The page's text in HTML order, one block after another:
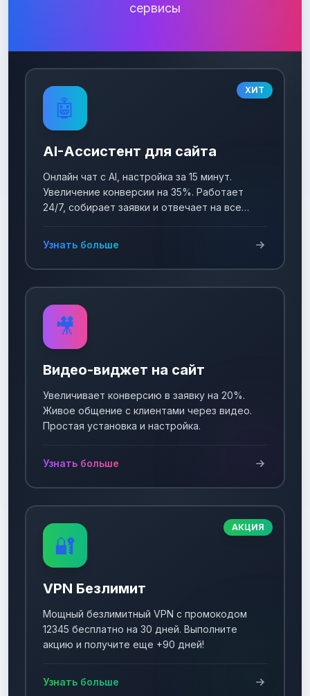
сервисы
ХИТ
🤖
AI-Ассистент для сайта
Онлайн чат с AI, настройка за 15 минут.
Увеличение конверсии на 35%. Работает
24/7, собирает заявки и отвечает на все
Узнать больше
🎥
Видео-виджет на сайт
Увеличивает конверсию в заявку на 20%.
Живое общение с клиентами через видео.
Простая установка и настройка.
Узнать больше
АКЦИЯ
🔐
VPN Безлимит
Мощный безлимитный VPN с промокодом
12345 бесплатно на 30 дней. Выполните
акцию и получите еще +90 дней!
Узнать больше